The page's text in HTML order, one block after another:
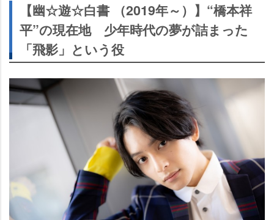
【幽☆遊☆白書 （2019年～）】“橋本祥
平”の現在地 少年時代の夢が詰まった
「飛影」という役